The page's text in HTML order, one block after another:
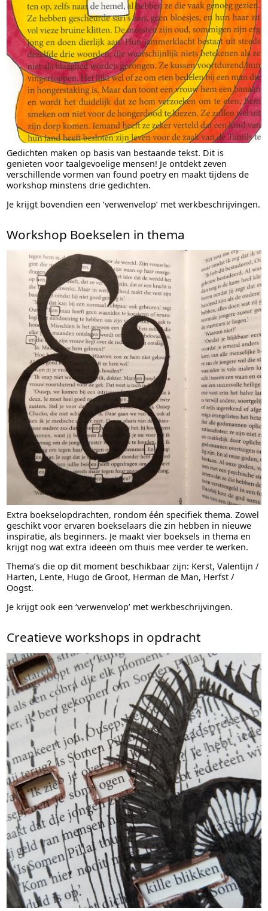
Gedichten maken op basis van bestaande tekst. Dit is
genieten voor taalgevoelige mensen! Je ontdekt zeven
verschillende vormen van found poetry en maakt tijdens de
workshop minstens drie gedichten.
Je krijgt bovendien een ‘verwenvelop’ met werkbeschrijvingen.
Workshop Boekselen in thema
Extra boekselopdrachten, rondom één specifiek thema. Zowel
geschikt voor ervaren boekselaars die zin hebben in nieuwe
inspiratie, als beginners. Je maakt vier boeksels in thema en
krijgt nog wat extra ideeën om thuis mee verder te werken.
Thema’s die op dit moment beschikbaar zijn: Kerst, Valentijn /
Harten, Lente, Hugo de Groot, Herman de Man, Herfst /
Oogst.
Je krijgt ook een ‘verwenvelop’ met werkbeschrijvingen.
Creatieve workshops in opdracht